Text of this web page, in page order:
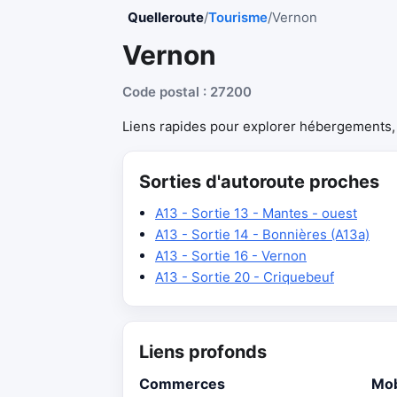
Quelleroute/Tourisme/Vernon
Vernon
Code postal : 27200
Liens rapides pour explorer
Sorties d'autoroute proches
A13 - Sortie 13 - Mantes - ouest
A13 - Sortie 14 - Bonnières (A13a)
A13 - Sortie 16 - Vernon
A13 - Sortie 20 - Criquebeuf
Liens profonds
Commerces